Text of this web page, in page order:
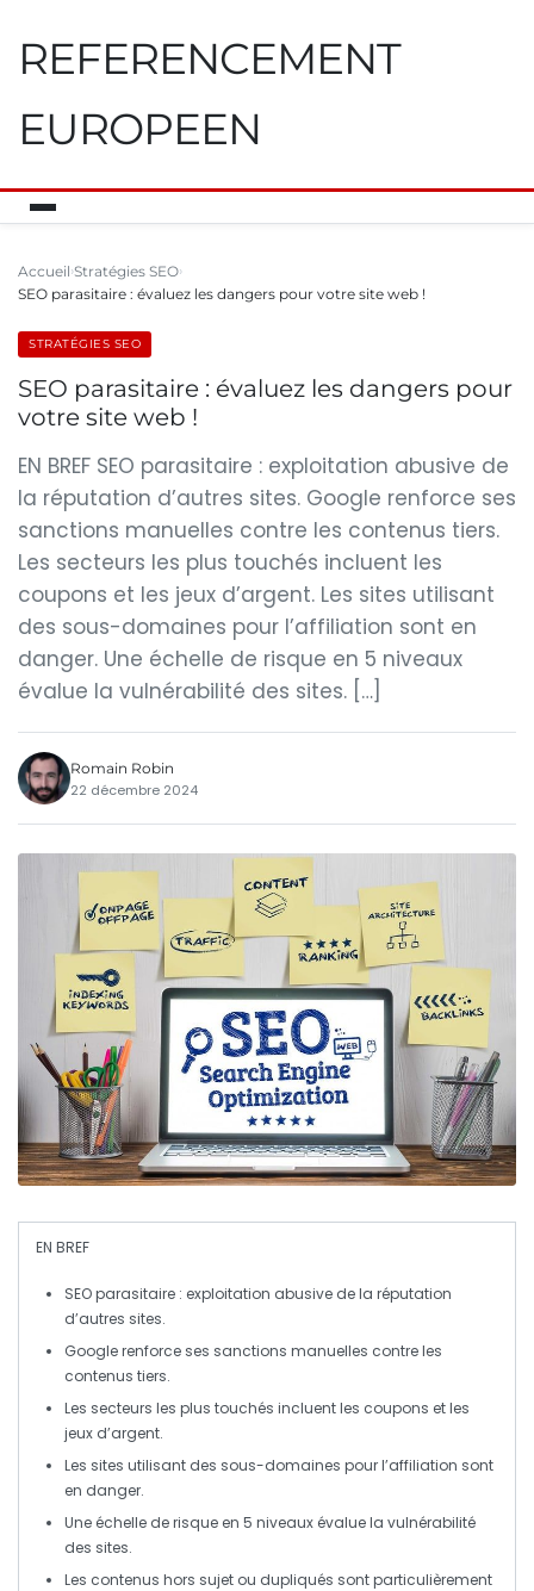
REFERENCEMENT
EUROPEEN
Accueil Stratégies SEO
SEO parasitaire : évaluez les dangers pour votre site web !
STRATÉGIES SEO
SEO parasitaire : évaluez les dangers pour
votre site web !
EN BREF SEO parasitaire : exploitation abusive de
la réputation d’autres sites. Google renforce ses
sanctions manuelles contre les contenus tiers.
Les secteurs les plus touchés incluent les
coupons et les jeux d’argent. Les sites utilisant
des sous-domaines pour l’affiliation sont en
danger. Une échelle de risque en 5 niveaux
évalue la vulnérabilité des sites. […]
Romain Robin
22 décembre 2024
EN BREF
SEO parasitaire : exploitation abusive de la réputation
d’autres sites.
Google renforce ses sanctions manuelles contre les
contenus tiers.
Les secteurs les plus touchés incluent les coupons et les
jeux d’argent.
Les sites utilisant des sous-domaines pour l’affiliation sont
en danger.
Une échelle de risque en 5 niveaux évalue la vulnérabilité
des sites.
Les contenus hors sujet ou dupliqués sont particulièrement